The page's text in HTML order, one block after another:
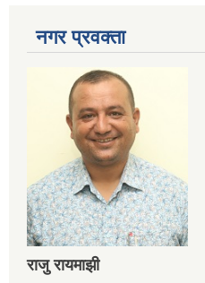
नगर प्रव‌क्ता
राजु रायमाझी